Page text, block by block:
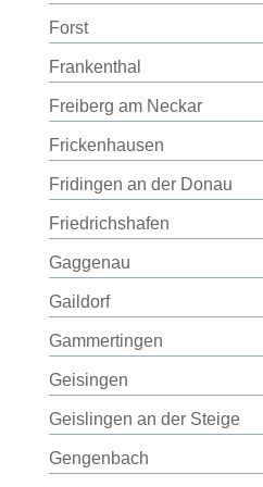
Forst
Frankenthal
Freiberg am Neckar
Frickenhausen
Fridingen an der Donau
Friedrichshafen
Gaggenau
Gaildorf
Gammertingen
Geisingen
Geislingen an der Steige
Gengenbach